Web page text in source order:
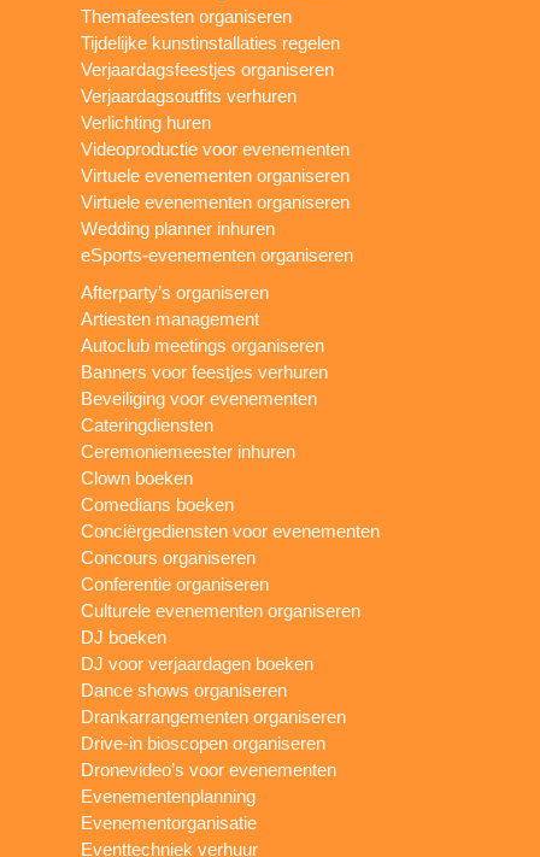
Themafeesten organiseren
Tijdelijke kunstinstallaties regelen
Verjaardagsfeestjes organiseren
Verjaardagsoutfits verhuren
Verlichting huren
Videoproductie voor evenementen
Virtuele evenementen organiseren
Virtuele evenementen organiseren
Wedding planner inhuren
eSports-evenementen organiseren
Afterparty’s organiseren
Artiesten management
Autoclub meetings organiseren
Banners voor feestjes verhuren
Beveiliging voor evenementen
Cateringdiensten
Ceremoniemeester inhuren
Clown boeken
Comedians boeken
Conciërgediensten voor evenementen
Concours organiseren
Conferentie organiseren
Culturele evenementen organiseren
DJ boeken
DJ voor verjaardagen boeken
Dance shows organiseren
Drankarrangementen organiseren
Drive-in bioscopen organiseren
Dronevideo’s voor evenementen
Evenementenplanning
Evenementorganisatie
Eventtechniek verhuur